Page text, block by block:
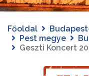
Főoldal
Pest megye
Geszti Koncert